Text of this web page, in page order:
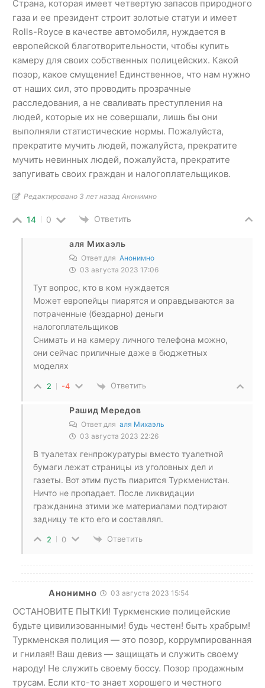
Страна, которая имеет четвертую запасов природного
газа и ее президент строит золотые статуи и имеет
Rolls-Royce в качестве автомобиля, нуждается в
европейской благотворительности, чтобы купить
камеру для своих собственных полицейских. Какой
позор, какое смущение! Единственное, что нам нужно
от наших сил, это проводить прозрачные
расследования, а не сваливать преступления на
людей, которые их не совершали, лишь бы они
выполняли статистические нормы. Пожалуйста,
прекратите мучить людей, пожалуйста, прекратите
мучить невинных людей, пожалуйста, прекратите
запугивать своих граждан и налогоплательщиков.
Редактировано 3 лет назад Анонимно
14 0 Ответить
аля Михаэль
Ответ для Анонимно
03 августа 2023 17:06
Тут вопрос, кто в ком нуждается
Может европейцы пиарятся и оправдываются за
потраченные (бездарно) деньги
налогоплательщиков
Снимать и на камеру личного телефона можно,
они сейчас приличные даже в бюджетных
моделях
2 -4 Ответить
Рашид Мередов
Ответ для аля Михаэль
03 августа 2023 22:26
В туалетах генпрокуратуры вместо туалетной
бумаги лежат страницы из уголовных дел и
газеты. Вот этим пусть пиарится Туркменистан.
Ничто не пропадает. После ликвидации
гражданина этими же материалами подтирают
задницу те кто его и составлял.
2 0 Ответить
Анонимно 03 августа 2023 15:54
ОСТАНОВИТЕ ПЫТКИ! Туркменские полицейские
будьте цивилизованными! будь честен! быть храбрым!
Туркменская полиция — это позор, коррумпированная
и гнилая!! Ваш девиз — защищать и служить своему
народу! Не служить своему боссу. Позор продажным
трусам. Если кто-то знает хорошего и честного